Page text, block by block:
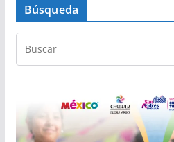
Búsqueda